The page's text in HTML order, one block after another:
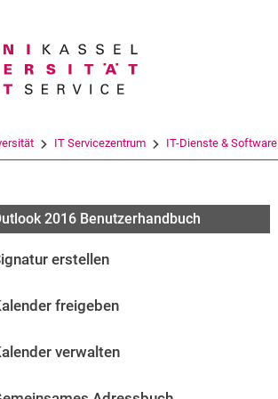
IT Servicezentrum IT-Dienste & Software
2016 Benutzerhandbuch
erstellen
freigeben
verwalten